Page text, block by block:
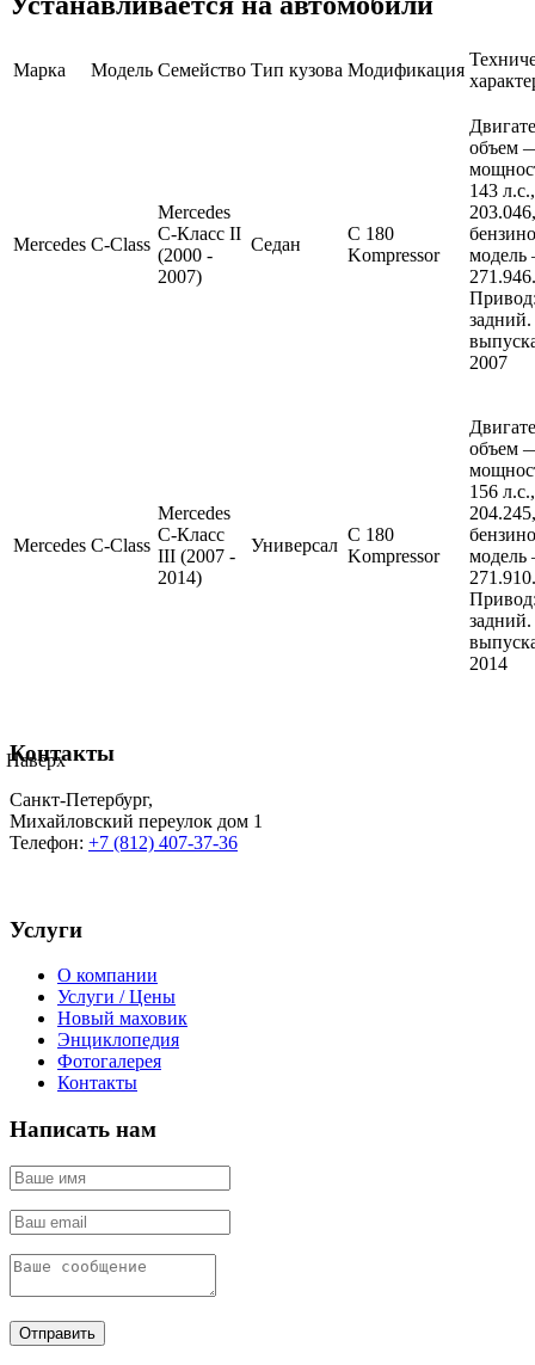
Марка Модель Семейство Тип кузова Модификация
Mercedes C-Class
Mercedes
C-Класс II
(2000 -
2007)
Седан
C 180
Kompressor
объем
143
271.946.
2007
Mercedes C-Class
Mercedes
C-Класс
III (2007 -
2014)
Универсал
C 180
Kompressor
объем
156
271.910.
2014
Контакты
Санкт-Петербург,
Михайловский переулок дом 1
Телефон: +7 (812) 407-37-36
Услуги
О компании
Услуги / Цены
Новый маховик
Энциклопедия
Фотогалерея
Контакты
Написать нам
Отправить
Наверх